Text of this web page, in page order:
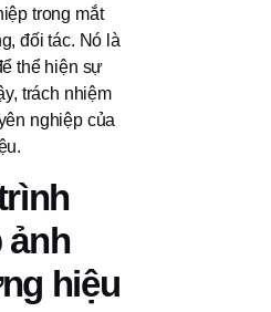
trong mắt
đối tác. Nó là
thể hiện sự
trách nhiệm
nghiệp của
ảnh
hiệu